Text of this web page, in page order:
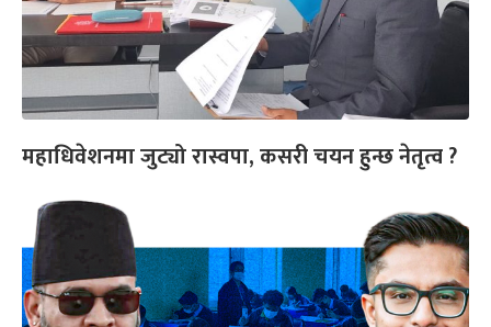
महाधिवेशनमा जुट्यो रास्वपा, कसरी चयन हुन्छ नेतृत्व ?